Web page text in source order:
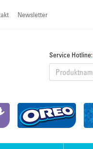
Newsletter
Service Hotline: